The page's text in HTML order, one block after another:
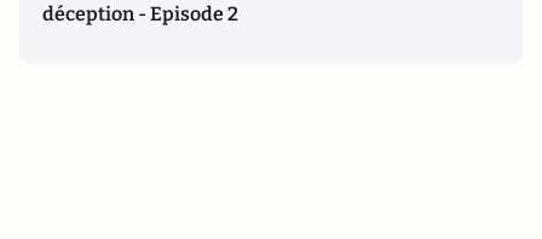
déception - Episode 2